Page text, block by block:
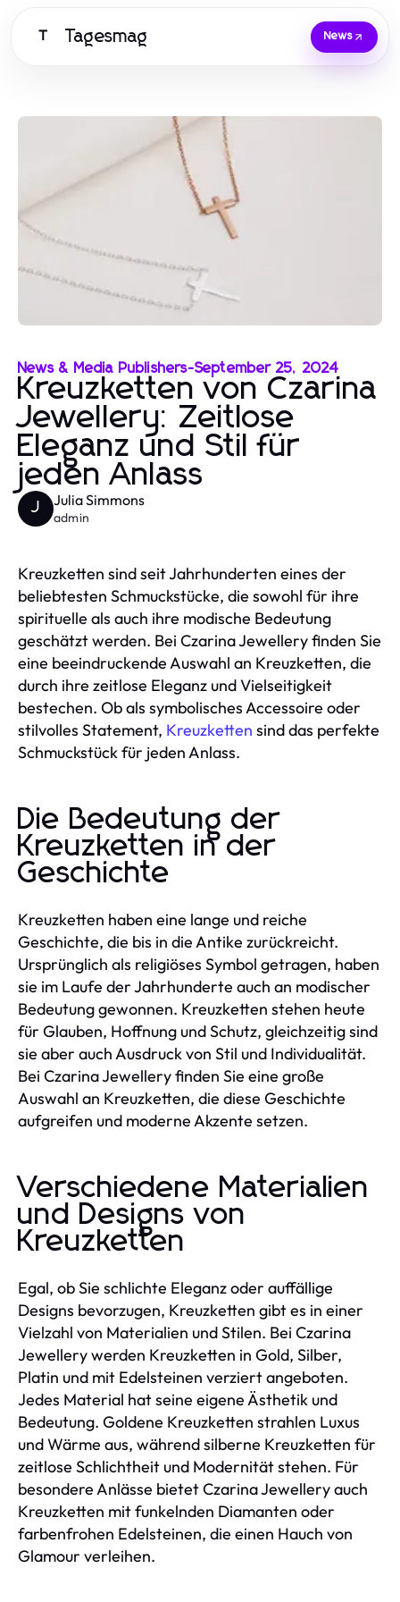
T Tagesmag News
News & Media Publishers-September 25, 2024
Kreuzketten von Czarina
Jewellery: Zeitlose
Eleganz und Stil für
jeden Anlass
J Julia Simmons
admin
Kreuzketten sind seit Jahrhunderten eines der
beliebtesten Schmuckstücke, die sowohl für ihre
spirituelle als auch ihre modische Bedeutung
geschätzt werden. Bei Czarina Jewellery finden Sie
eine beeindruckende Auswahl an Kreuzketten, die
durch ihre zeitlose Eleganz und Vielseitigkeit
bestechen. Ob als symbolisches Accessoire oder
stilvolles Statement, Kreuzketten sind das perfekte
Schmuckstück für jeden Anlass.
Die Bedeutung der
Kreuzketten in der
Geschichte
Kreuzketten haben eine lange und reiche
Geschichte, die bis in die Antike zurückreicht.
Ursprünglich als religiöses Symbol getragen, haben
sie im Laufe der Jahrhunderte auch an modischer
Bedeutung gewonnen. Kreuzketten stehen heute
für Glauben, Hoffnung und Schutz, gleichzeitig sind
sie aber auch Ausdruck von Stil und Individualität.
Bei Czarina Jewellery finden Sie eine große
Auswahl an Kreuzketten, die diese Geschichte
aufgreifen und moderne Akzente setzen.
Verschiedene Materialien
und Designs von
Kreuzketten
Egal, ob Sie schlichte Eleganz oder auffällige
Designs bevorzugen, Kreuzketten gibt es in einer
Vielzahl von Materialien und Stilen. Bei Czarina
Jewellery werden Kreuzketten in Gold, Silber,
Platin und mit Edelsteinen verziert angeboten.
Jedes Material hat seine eigene Ästhetik und
Bedeutung. Goldene Kreuzketten strahlen Luxus
und Wärme aus, während silberne Kreuzketten für
zeitlose Schlichtheit und Modernität stehen. Für
besondere Anlässe bietet Czarina Jewellery auch
Kreuzketten mit funkelnden Diamanten oder
farbenfrohen Edelsteinen, die einen Hauch von
Glamour verleihen.